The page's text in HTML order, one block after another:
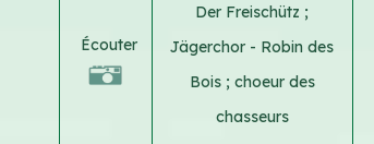
Écouter
Der Freischütz ;
Jägerchor - Robin des
Bois ; choeur des
chasseurs